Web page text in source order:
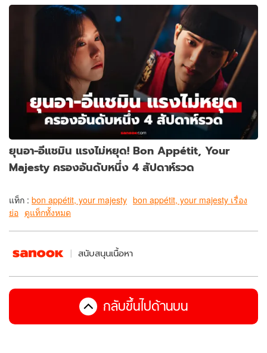
ยุนอา-อีแชมิน แรงไม่หยุด! Bon Appétit, Your
Majesty ครองอันดับหนึ่ง 4 สัปดาห์รวด
แท็ก : bon appétit, your majesty bon appétit, your majesty เรื่อง
ย่อ ดูแท็กทั้งหมด
สนับสนุนเนื้อหา
กลับขึ้นไปด้านบน